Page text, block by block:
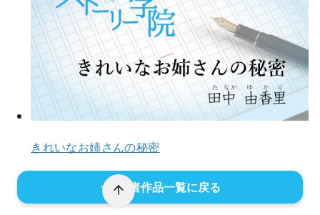
きれいなお姉さんの秘密
作者作品一覧に戻る